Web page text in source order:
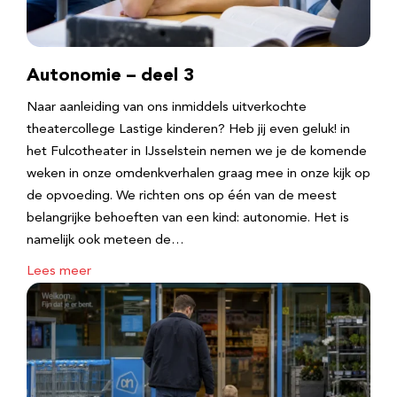
Autonomie – deel 3
Naar aanleiding van ons inmiddels uitverkochte
theatercollege Lastige kinderen? Heb jij even geluk! in
het Fulcotheater in IJsselstein nemen we je de komende
weken in onze omdenkverhalen graag mee in onze kijk op
de opvoeding. We richten ons op één van de meest
belangrijke behoeften van een kind: autonomie. Het is
namelijk ook meteen de…
Lees meer